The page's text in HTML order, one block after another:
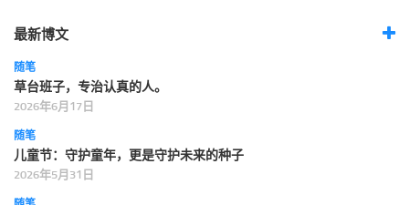
友情链接
最新博文
随笔
草台班子，专治认真的人。
2026年6月17日
随笔
儿童节：守护童年，更是守护未来的种子
2026年5月31日